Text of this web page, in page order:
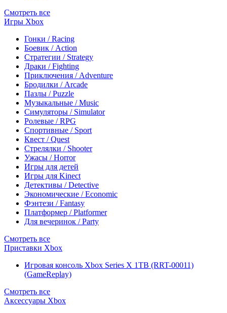
Смотреть все
Игры Xbox
Гонки / Racing
Боевик / Action
Стратегии / Strategy
Драки / Fighting
Приключения / Adventure
Бродилки / Arcade
Пазлы / Puzzle
Музыкальные / Music
Симуляторы / Simulator
Ролевые / RPG
Спортивные / Sport
Квест / Quest
Стрелялки / Shooter
Ужасы / Horror
Игры для детей
Игры для Kinect
Детективы / Detective
Экономические / Economic
Фэнтези / Fantasy
Платформер / Platformer
Для вечеринок / Party
Смотреть все
Приставки Xbox
Игровая консоль Xbox Series X 1TB (RRT-00011)
(GameReplay)
Смотреть все
Аксессуары Xbox